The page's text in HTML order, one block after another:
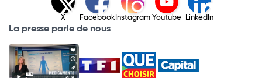
X Facebook Instagram Youtube LinkedIn
La presse parle de nous